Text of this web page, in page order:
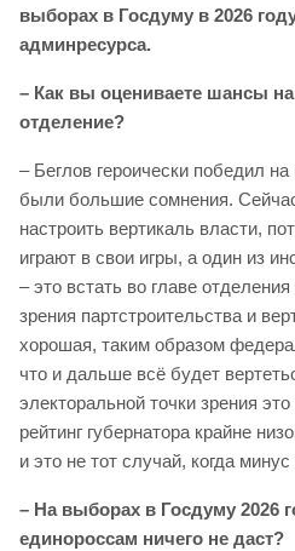
выборах в Госдуму в 2026
админресурса.
– Как вы оцениваете шансы на
отделение?
– Беглов героически победил
были большие сомнения.
настроить вертикаль власти,
играют в свои игры, а один из
– это встать во главе
зрения партстроительства и
хорошая, таким образом
что и дальше всё будет
электоральной точки зрения
рейтинг губернатора крайне
и это не тот случай, когда
– На выборах в Госдуму 2026
единороссам ничего не даст?